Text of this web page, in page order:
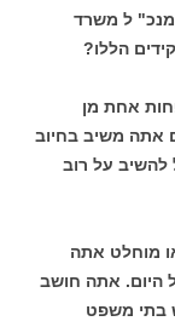
ל משרד
הללו?
אחת מן
משיב בחיוב
על רוב
מוחלט אתה
אתה חושב
משפט